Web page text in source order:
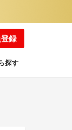
録
探す